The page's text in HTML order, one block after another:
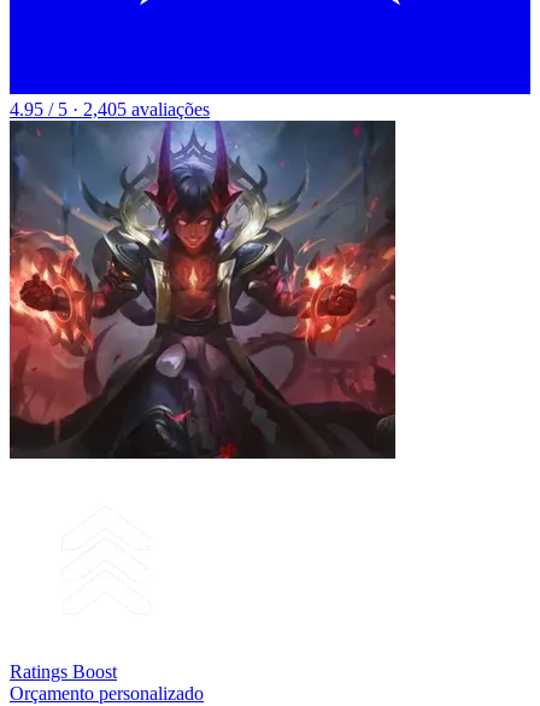
4.95 / 5 · 2,405 avaliações
Ratings Boost
Orçamento personalizado